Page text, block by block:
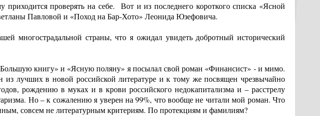
проверять на себе. Вот и из последнего короткого списка «Ясной
Павловой и «Поход на Бар-Хото» Леонида Юзефовича.
многострадальной страны, что я ожидал увидеть добротный исторический
книгу» и «Ясную поляну» я посылал свой роман «Финансист» - и мимо.
лучших в новой российской литературе и к тому же посвящен чрезвычайно
рождению в муках и в крови российского недокапитализма и – расстрелу
Но – к сожалению я уверен на 99%, что вообще не читали мой роман. Что
совсем не литературным критериям. По протекциям и фамилиям?